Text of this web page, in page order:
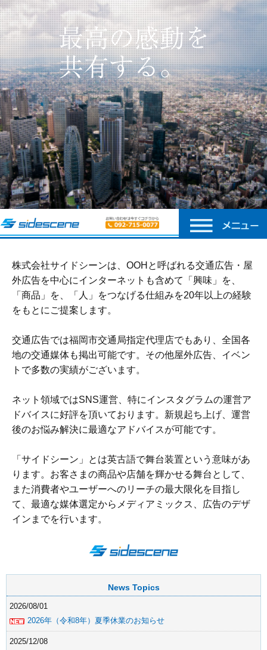
株式会社サイドシーンは、OOHと呼ばれる交通広告・屋
外広告を中心にインターネットも含めて「興味」を、
「商品」を、「人」をつなげる仕組みを20年以上の経験
をもとにご提案します。
交通広告では福岡市交通局指定代理店でもあり、全国各
地の交通媒体も掲出可能です。その他屋外広告、イベン
トで多数の実績がございます。
ネット領域ではSNS運営、特にインスタグラムの運営ア
ドバイスに好評を頂いております。新規起ち上げ、運営
後のお悩み解決に最適なアドバイスが可能です。
「サイドシーン」とは英古語で舞台装置という意味があ
ります。お客さまの商品や店舗を輝かせる舞台として、
また消費者やユーザーへのリーチの最大限化を目指し
て、最適な媒体選定からメディアミックス、広告のデザ
インまでを行います。
News Topics
2026/08/01
2026年（令和8年）夏季休業のお知らせ
2025/12/08